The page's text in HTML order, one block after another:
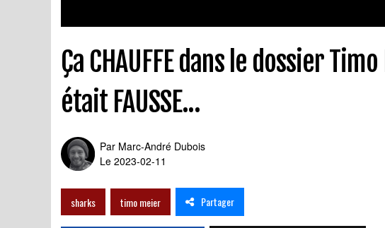
Ça CHAUFFE dans le dossier
était FAUSSE...
Par Marc-André Dubois
Le 2023-02-11
sharks timo meier Partager